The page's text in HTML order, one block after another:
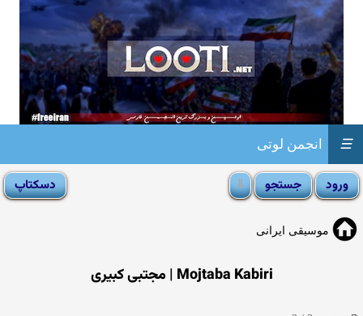
انجمن لوتی ☰
موسیقی ایرانی
Mojtaba Kabiri‎ | مجتبی کبیری